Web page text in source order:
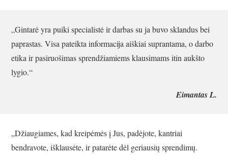
„Gintarė yra puiki specialistė ir darbas su ja buvo sklandus bei
paprastas. Visa pateikta informacija aiškiai suprantama, o darbo
etika ir pasiruošimas sprendžiamiems klausimams itin aukšto
lygio.“
Eimantas L.
„Džiaugiames, kad kreipėmės į Jus, padėjote, kantriai
bendravote, išklausėte, ir patarėte dėl geriausių sprendimų.